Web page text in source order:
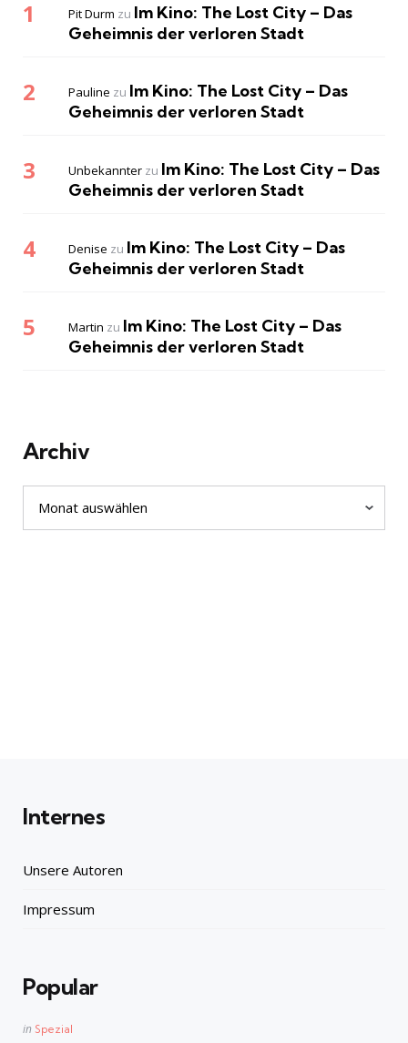
Pit Durm zu Im Kino: The Lost City – Das
Geheimnis der verloren Stadt
Pauline zu Im Kino: The Lost City – Das
Geheimnis der verloren Stadt
Unbekannter zu Im Kino: The Lost City – Das
Geheimnis der verloren Stadt
Denise zu Im Kino: The Lost City – Das
Geheimnis der verloren Stadt
Martin zu Im Kino: The Lost City – Das
Geheimnis der verloren Stadt
Archiv
Archiv
Internes
Unsere Autoren
Impressum
Popular
Posted
in Spezial